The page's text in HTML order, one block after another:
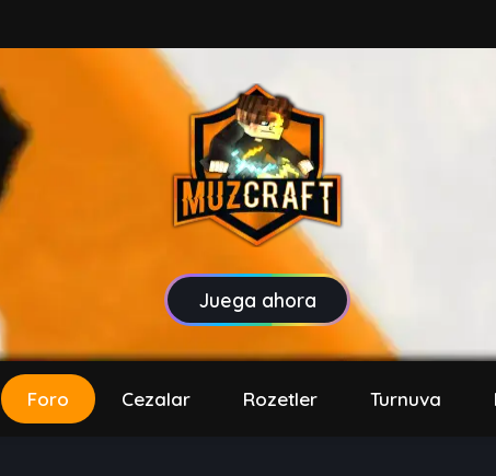
Juega ahora
Foro Cezalar Rozetler Turnuva